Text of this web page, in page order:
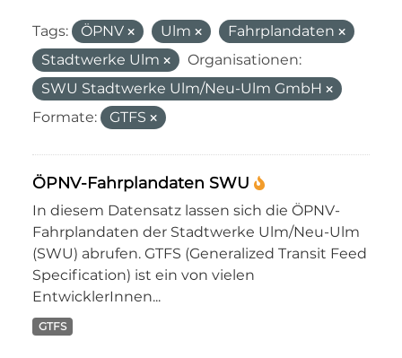
Tags: ÖPNV Ulm
Fahrplandaten
Stadtwerke Ulm
Organisationen:
SWU Stadtwerke Ulm/Neu-Ulm GmbH
Formate:
GTFS
ÖPNV-Fahrplandaten SWU
In diesem Datensatz lassen sich die ÖPNV-
Fahrplandaten der Stadtwerke Ulm/Neu-Ulm
(SWU) abrufen. GTFS (Generalized Transit Feed
Specification) ist ein von vielen
EntwicklerInnen...
GTFS